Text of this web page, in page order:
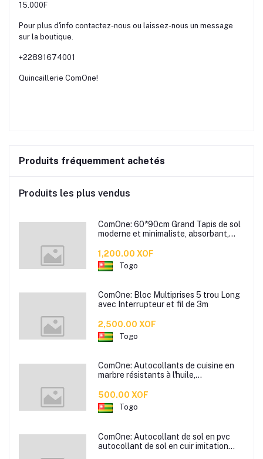
15.000F
Pour plus d'info contactez-nous ou laissez-nous un message
sur la boutique.
+22891674001
Quincaillerie ComOne!
Produits fréquemment achetés
Produits les plus vendus
ComOne: 60*90cm Grand Tapis de sol
moderne et minimaliste, absorbant,
toilettes, chambre à coucher, porte
d'entrée
1,200.00 XOF
Togo
ComOne: Bloc Multiprises 5 trou Long
avec Interrupteur et fil de 3m
2,500.00 XOF
Togo
ComOne: Autocollants de cuisine en
marbre résistants à l'huile,
résistants aux hautes températures,
hotte de cuisine, poêle, auto-adhésifs
imperméables et résistants
500.00 XOF
Togo
ComOne: Autocollant de sol en pvc
autocollant de sol en cuir imitation